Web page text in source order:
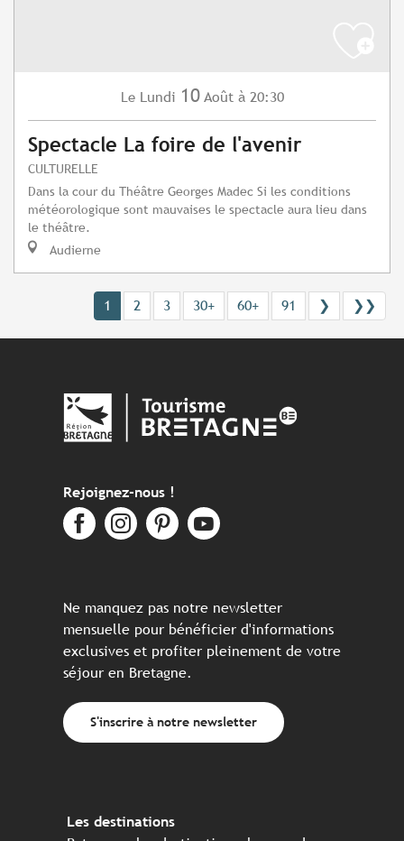
Le Lundi 10 Août à 20:30
Spectacle La foire de l'avenir
CULTURELLE
Dans la cour du Théâtre Georges Madec Si les conditions
météorologique sont mauvaises le spectacle aura lieu dans
le théâtre.
Audierne
1 2 3 30+ 60+ 91 ❯ ❯❯
Rejoignez-nous !
Ne manquez pas notre newsletter
mensuelle pour bénéficier d'informations
exclusives et profiter pleinement de votre
séjour en Bretagne.
S'inscrire à notre newsletter
Les destinations